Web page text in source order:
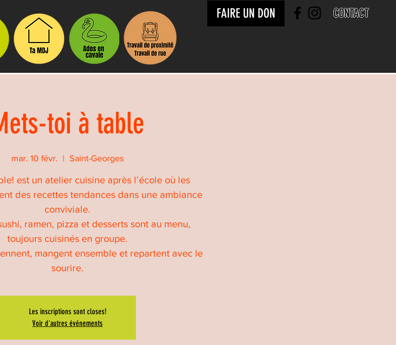
FAIRE UN DON CONTACT
toi à table
mar. 10 févr.
  |
Saint-Georges
est un atelier cuisine après l’école où les
des recettes tendances dans une ambiance
conviviale.
ramen, pizza et desserts sont au menu,
toujours cuisinés en groupe.
mangent ensemble et repartent avec le
sourire.
Les inscriptions sont closes!
Voir d'autres événements